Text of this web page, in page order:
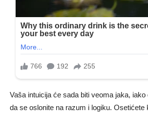
Vaša intuicija će sada biti veoma jaka,
da se oslonite na razum i logiku. Osetićete